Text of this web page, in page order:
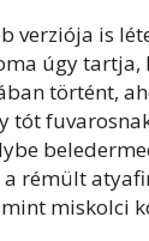
verziója is
úgy tartja,
történt,
tót
rémült
miskolci